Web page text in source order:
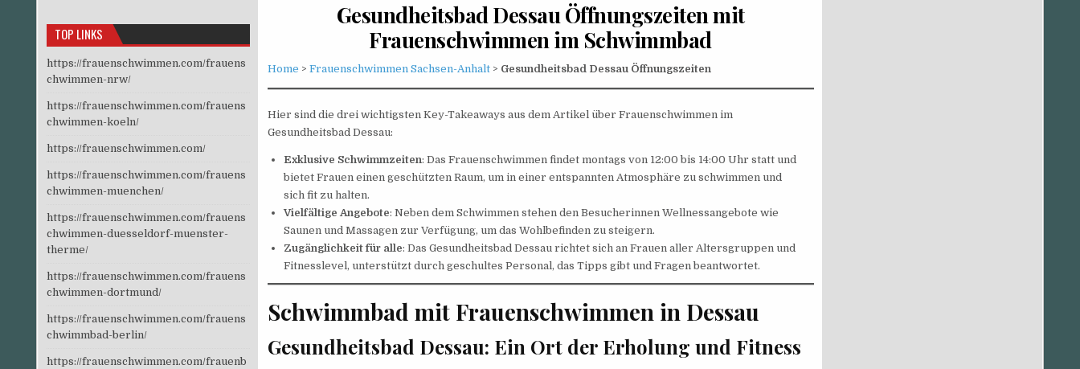
Gesundheitsbad Dessau Öffnungszeiten mit
Frauenschwimmen im Schwimmbad
Home > Frauenschwimmen Sachsen-Anhalt> Gesundheitsbad Dessau Öffnungszeiten
Hier sind die drei wichtigsten Key-Takeaways aus dem Artikel über Frauenschwimmen im
Gesundheitsbad Dessau:
Exklusive Schwimmzeiten: Das Frauenschwimmen findet montags von 12:00 bis 14:00 Uhr statt und
bietet Frauen einen geschützten Raum, um in einer entspannten Atmosphäre zu schwimmen und
sich fit zu halten.
Vielfältige Angebote: Neben dem Schwimmen stehen den Besucherinnen Wellnessangebote wie
Saunen und Massagen zur Verfügung, um das Wohlbefinden zu steigern.
Zugänglichkeit für alle: Das Gesundheitsbad Dessau richtet sich an Frauen aller Altersgruppen und
Fitnesslevel, unterstützt durch geschultes Personal, das Tipps gibt und Fragen beantwortet.
Schwimmbad mit Frauenschwimmen in Dessau
Gesundheitsbad Dessau: Ein Ort der Erholung und Fitness
TOP LINKS
https://frauenschwimmen.com/frauens
chwimmen-nrw/
https://frauenschwimmen.com/frauens
chwimmen-koeln/
https://frauenschwimmen.com/
https://frauenschwimmen.com/frauens
chwimmen-muenchen/
https://frauenschwimmen.com/frauens
chwimmen-duesseldorf-muenster-
therme/
https://frauenschwimmen.com/frauens
chwimmen-dortmund/
https://frauenschwimmen.com/frauens
chwimmbad-berlin/
https://frauenschwimmen.com/frauenb